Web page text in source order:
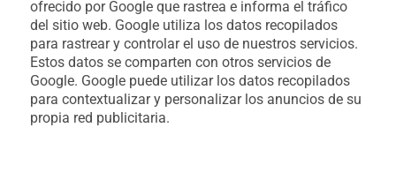
ofrecido por Google que rastrea e informa el tráfico
del sitio web. Google utiliza los datos recopilados
para rastrear y controlar el uso de nuestros servicios.
Estos datos se comparten con otros servicios de
Google. Google puede utilizar los datos recopilados
para contextualizar y personalizar los anuncios de su
propia red publicitaria.